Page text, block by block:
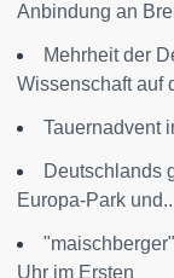
Anbindung an
Mehrheit der
Wissenschaft auf
Tauernadvent
Deutschlands
Europa-Park
Uhr im Ersten